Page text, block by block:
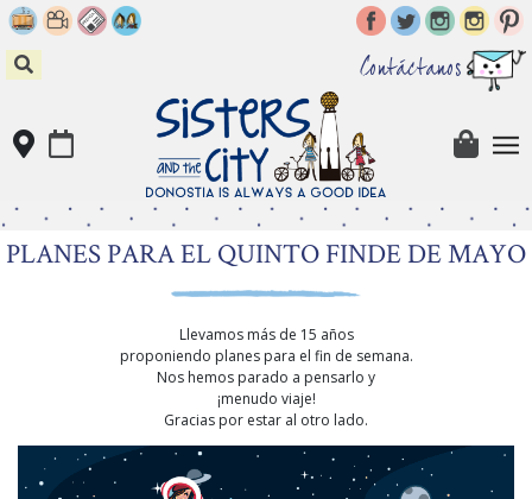
Skip
to
content
Contáctanos
PLANES PARA EL QUINTO FINDE DE MAYO
Llevamos más de 15 años
proponiendo planes para el fin de semana.
Nos hemos parado a pensarlo y
¡menudo viaje!
Gracias por estar al otro lado.